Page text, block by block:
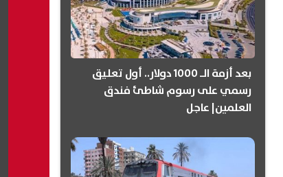
بعد أزمة الـ 1000 دولار.. أول تعليق
رسمي على رسوم شاطئ فندق
العلمين| عاجل